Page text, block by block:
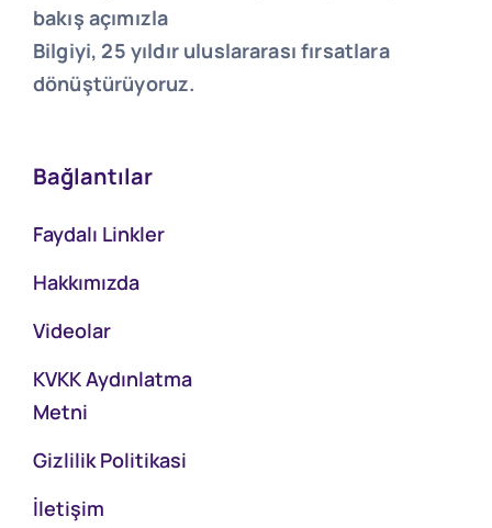
bakış açımızla
Bilgiyi, 25 yıldır uluslararası fırsatlara
dönüştürüyoruz.
Bağlantılar
Faydalı Linkler
Hakkımızda
Videolar
KVKK Aydınlatma
Metni
Gizlilik Politikasi
İletişim